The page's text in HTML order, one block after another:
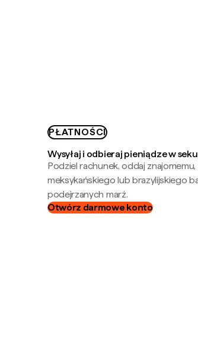
PŁATNOŚCI
Wysyłaj i odbieraj pieniądze w
Podziel rachunek, oddaj
meksykańskiego lub brazylijskiego
podejrzanych marż.
Otwórz darmowe konto